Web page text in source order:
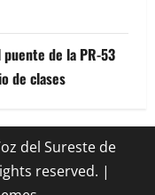
de la PR-53
de clases
del Sureste de
reserved. |